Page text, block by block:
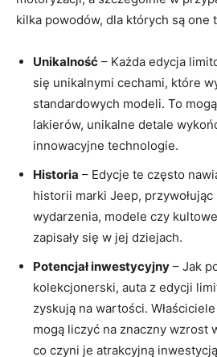
kilka powodów, dla których są one
Unikalność – Każda edycja
się unikalnymi cechami, które
standardowych modeli. To
lakierów, unikalne detale
innowacyjne technologie.
Historia – Edycje te często
historii marki Jeep, przywołując
wydarzenia, modele czy
zapisały się w jej dziejach.
Potencjał inwestycyjny – Jak
kolekcjonerski, auta z edycji
zyskują na wartości.
mogą liczyć na znaczny wzrost
co czyni je atrakcyjną